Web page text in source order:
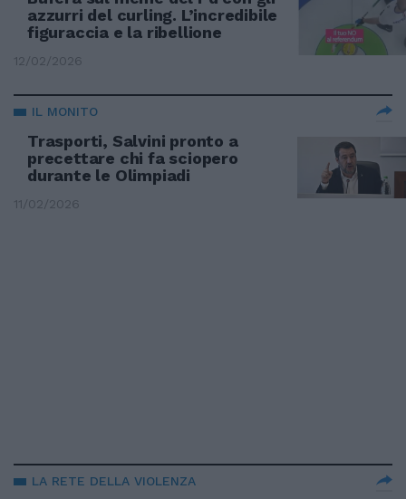
azzurri del curling. L’incredibile
figuraccia e la ribellione
12/02/2026
IL MONITO
Trasporti, Salvini pronto a
precettare chi fa sciopero
durante le Olimpiadi
11/02/2026
LA RETE DELLA VIOLENZA